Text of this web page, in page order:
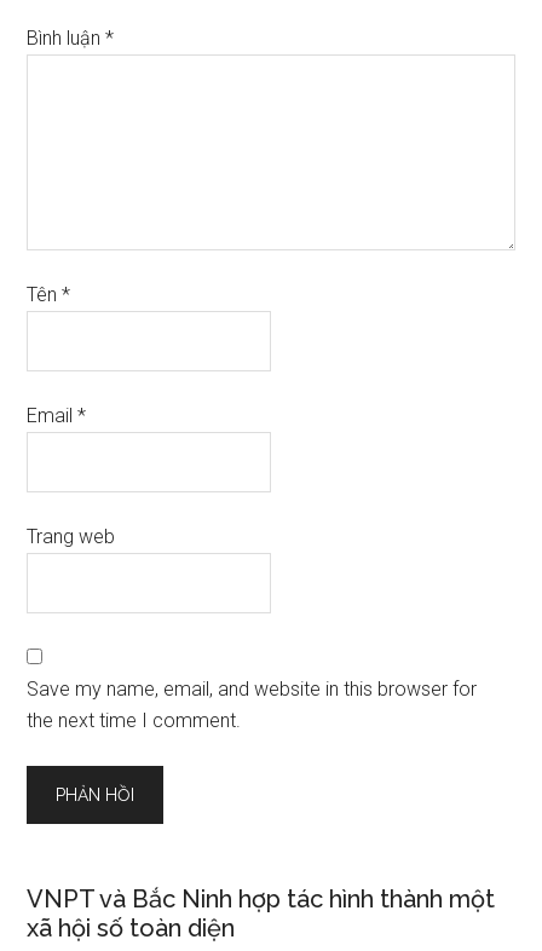
Bình luận*
Tên*
Email*
Trang web
Save my name, email, and website in this browser for
the next time I comment.
VNPT và Bắc Ninh hợp tác hình thành một
xã hội số toàn diện